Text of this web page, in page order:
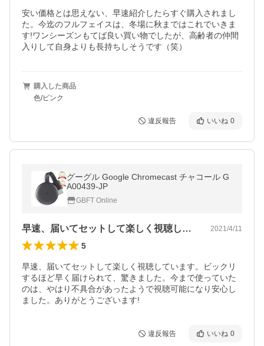
安い価格とは思えない、早速紹介したらすぐ購入されまし
た。今迄のフルフェイスは、冬場に秋まではこれでいきま
す!ワンシーズンもてば良い買い物でしたが、高齢者の仲間
入りして自身よりも長持ちしそうです（笑）
購入した商品
色/ピンク
違反報告 いいね 0
グーグル Google Chromecast チャコール G
A00439-JP
GBFT Online
早速、届いてセットして楽しく視聴してい… 2021/4/11
5
早速、届いてセットして楽しく視聴しています。ビックリ
するほど早く届けられて、驚きました。今まで使っていた
のは、やはり不具合があったようで視聴可能になり安心し
ました。ありがとうございます!
違反報告 いいね 0